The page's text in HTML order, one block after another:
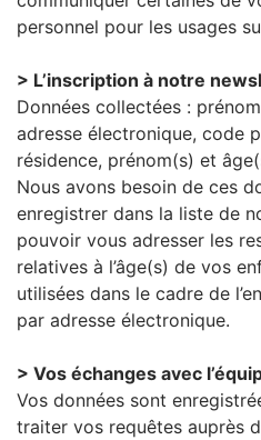
personnel pour les usages
> L’inscription à notre
Données collectées :
adresse électronique, code
résidence, prénom(s) et
Nous avons besoin de ces
enregistrer dans la liste de
pouvoir vous adresser les
relatives à l’âge(s) de vos
utilisées dans le cadre de
par adresse électronique.
> Vos échanges avec
Vos données sont
traiter vos requêtes auprès